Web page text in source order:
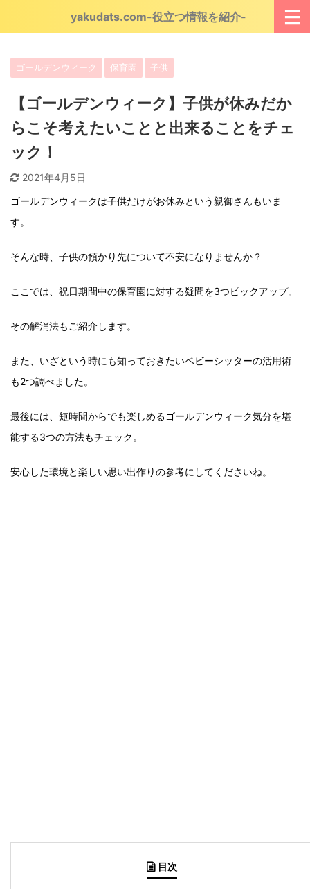
yakudats.com-役立つ情報を紹介-
ゴールデンウィーク 保育園 子供
【ゴールデンウィーク】子供が休みだか
らこそ考えたいことと出来ることをチェ
ック！
2021年4月5日
ゴールデンウィークは子供だけがお休みという親御さんもいま
す。
そんな時、子供の預かり先について不安になりませんか？
ここでは、祝日期間中の保育園に対する疑問を3つピックアップ。
その解消法もご紹介します。
また、いざという時にも知っておきたいベビーシッターの活用術
も2つ調べました。
最後には、短時間からでも楽しめるゴールデンウィーク気分を堪
能する3つの方法もチェック。
安心した環境と楽しい思い出作りの参考にしてくださいね。
目次